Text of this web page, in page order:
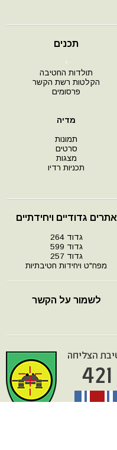
תכנים
י
תולדות החטיבה
הקלטות רשת הקשר
פרסומים
מדיה
תמונות
סרטים
מצגות
תכניות רדיו
אתרים גדודיים ויחידתיים
גדוד 264
גדוד 599
גדוד 257
מפח"ט ויחידות חטיבתיות
לשמור על הקשר